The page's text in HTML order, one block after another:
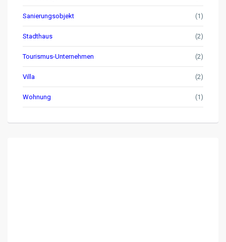
Sanierungsobjekt (1)
Stadthaus (2)
Tourismus-Unternehmen (2)
Villa (2)
Wohnung (1)